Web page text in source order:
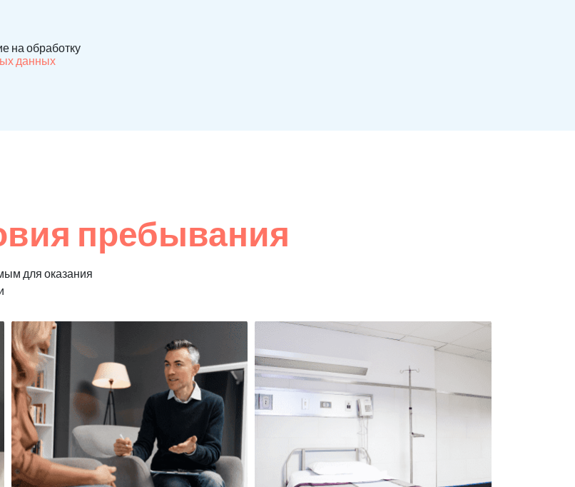
на обработку
данных
пребывания
для оказания